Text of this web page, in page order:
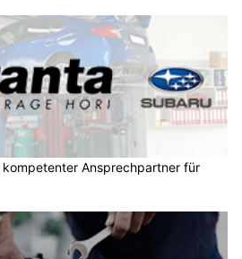
kompetenter Ansprechpartner für